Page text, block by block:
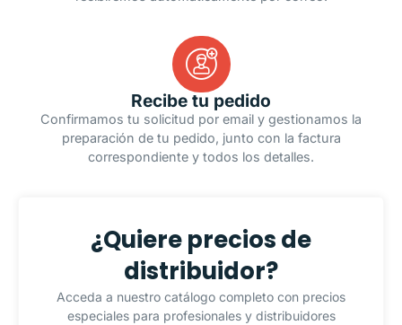
Recibe tu pedido
Confirmamos tu solicitud por email y gestionamos la
preparación de tu pedido, junto con la factura
correspondiente y todos los detalles.
¿Quiere precios de
distribuidor?
Acceda a nuestro catálogo completo con precios
especiales para profesionales y distribuidores